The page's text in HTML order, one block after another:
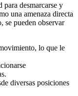
desmarcarse y
una amenaza directa
se pueden observar
lo que le
diversas posiciones